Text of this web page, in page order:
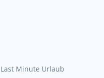
Last Minute Urlaub